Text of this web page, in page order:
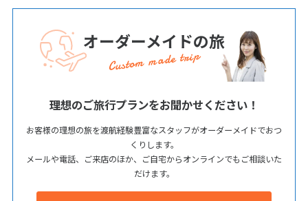
オーダーメイドの旅
Custom made trip
理想のご旅行プランをお聞かせください！
お客様の理想の旅を渡航経験豊富なスタッフがオーダーメイドでおつ
くりします。
メールや電話、ご来店のほか、ご自宅からオンラインでもご相談いた
だけます。